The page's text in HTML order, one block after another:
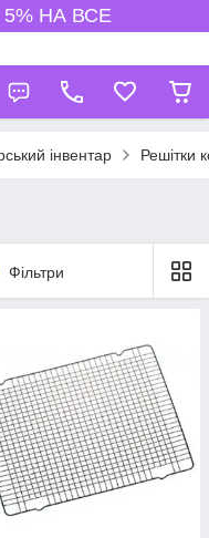
НА ВСЕ
інвентар Решітки
Фільтри